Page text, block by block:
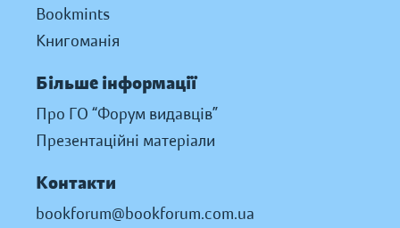
Bookmints
Книгоманія
Більше інформації
Про ГО “Форум видавців”
Презентаційні матеріали
Контакти
bookforum@bookforum.com.ua